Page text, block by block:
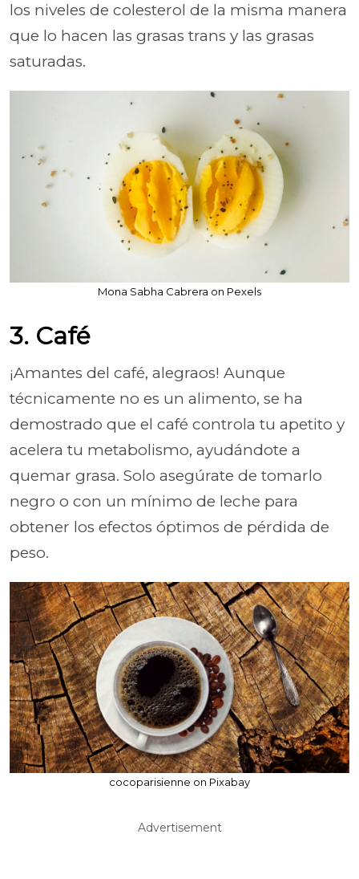
los niveles de colesterol de la misma manera
que lo hacen las grasas trans y las grasas
saturadas.
Mona Sabha Cabrera on Pexels
3. Café
¡Amantes del café, alegraos! Aunque
técnicamente no es un alimento, se ha
demostrado que el café controla tu apetito y
acelera tu metabolismo, ayudándote a
quemar grasa. Solo asegúrate de tomarlo
negro o con un mínimo de leche para
obtener los efectos óptimos de pérdida de
peso.
cocoparisienne on Pixabay
Advertisement